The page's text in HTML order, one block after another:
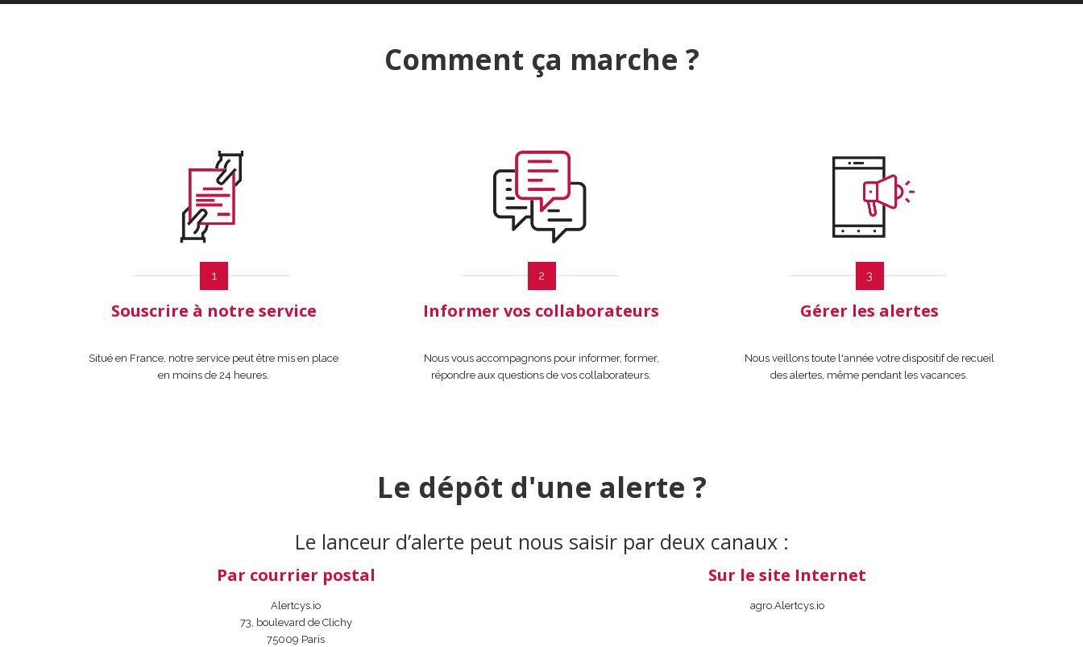
Comment ça marche ?
1
Souscrire à notre service
Situé en France, notre service peut être mis en place
en moins de 24 heures.
2
Informer vos collaborateurs
Nous vous accompagnons pour informer, former,
répondre aux questions de vos collaborateurs.
3
Gérer les alertes
Nous veillons toute l'année votre dispositif de recueil
des alertes, même pendant les vacances.
Le dépôt d'une alerte ?
Le lanceur d’alerte peut nous saisir par deux canaux :
Par courrier postal
Alertcys.io
73, boulevard de Clichy
75009 Paris
Sur le site Internet
agro.Alertcys.io